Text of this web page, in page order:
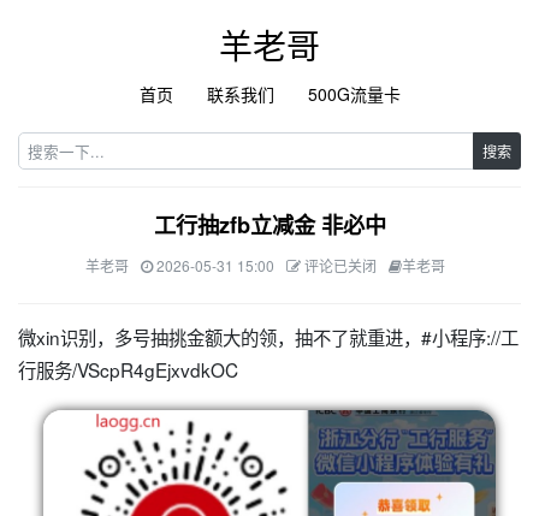
羊老哥
首页 联系我们 500G流量卡
搜索
工行抽zfb立减金 非必中
羊老哥 2026-05-31 15:00 评论已关闭 羊老哥
微xin识别，多号抽挑金额大的领，抽不了就重进，#小程序://工
行服务/VScpR4gEjxvdkOC